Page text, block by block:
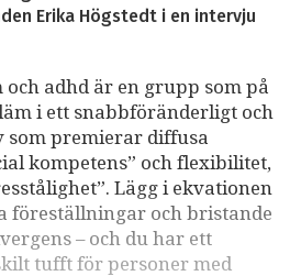
Erika Högstedt i en intervju
adhd är en grupp som på
i ett snabbföränderligt och
premierar diffusa
kompetens” och flexibilitet,
Lägg i ekvationen
föreställningar och bristande
– och du har ett
tufft för personer med